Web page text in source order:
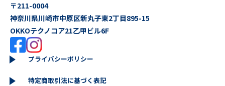
〒211-0004
神奈川県川崎市中原区新丸子東2丁目895-15
OKKOテクノコア21乙甲ビル6F
プライバシーポリシー
特定商取引法に基づく表記